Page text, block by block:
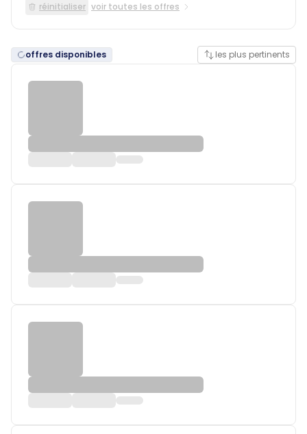
réinitialiser voir toutes les offres
offres disponibles les plus pertinents